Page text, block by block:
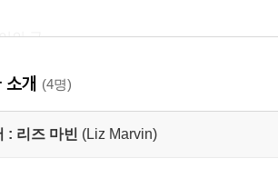
의 글
보다 고양이 : 당신의 고양이가 하고 싶은 말
그
개 (4명)
: 리즈 마빈 (Liz Marvin)